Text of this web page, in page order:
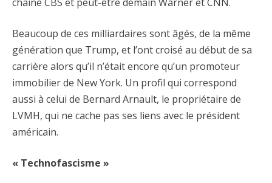
Beaucoup de ces milliardaires sont âgés, de la même
génération que Trump, et l’ont croisé au début de sa
carrière alors qu’il n’était encore qu’un promoteur
immobilier de New York. Un profil qui correspond
aussi à celui de Bernard Arnault, le propriétaire de
LVMH, qui ne cache pas ses liens avec le président
américain.
« Technofascisme »